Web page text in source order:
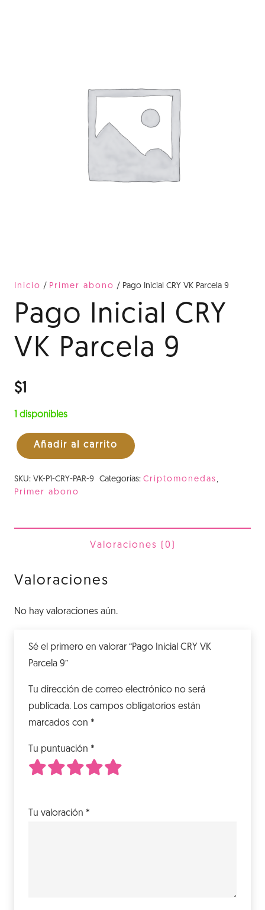
Inicio / Primer abono / Pago Inicial CRY VK Parcela 9
Pago Inicial CRY
VK Parcela 9
$1
1 disponibles
Pago
CRY
Añadir al carrito
SKU: VK-P1-CRY-PAR-9 Categorías: Criptomonedas,
Primer abono
Valoraciones (0)
Valoraciones
No hay valoraciones aún.
Sé el primero en valorar “Pago Inicial CRY VK
Parcela 9”
Tu dirección de correo electrónico no será
publicada. Los campos obligatorios están
marcados con *
Tu puntuación *
Tu valoración *